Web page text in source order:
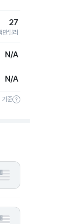
27
만달러
N/A
N/A
준